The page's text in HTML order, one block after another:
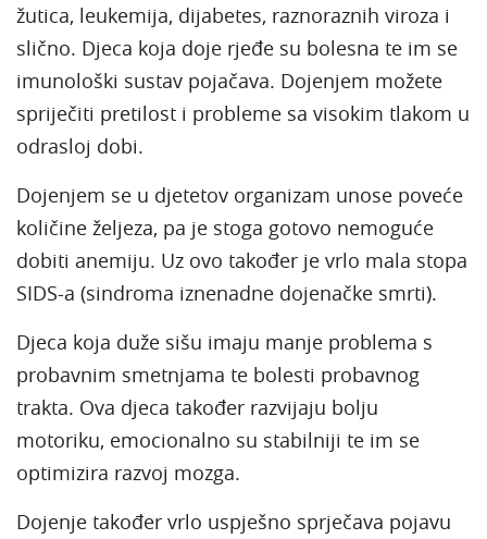
žutica, leukemija, dijabetes, raznoraznih viroza i
slično. Djeca koja doje rjeđe su bolesna te im se
imunološki sustav pojačava. Dojenjem možete
spriječiti pretilost i probleme sa visokim tlakom u
odrasloj dobi.
Dojenjem se u djetetov organizam unose poveće
količine željeza, pa je stoga gotovo nemoguće
dobiti anemiju. Uz ovo također je vrlo mala stopa
SIDS-a (sindroma iznenadne dojenačke smrti).
Djeca koja duže sišu imaju manje problema s
probavnim smetnjama te bolesti probavnog
trakta. Ova djeca također razvijaju bolju
motoriku, emocionalno su stabilniji te im se
optimizira razvoj mozga.
Dojenje također vrlo uspješno sprječava pojavu